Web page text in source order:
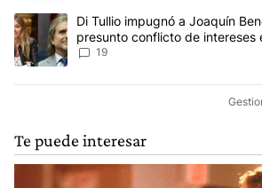
Un artículo de tendencia con el título "Di
Di Tullio impugnó a Joaquín
presunto conflicto de intereses
Ley de Tierras
19